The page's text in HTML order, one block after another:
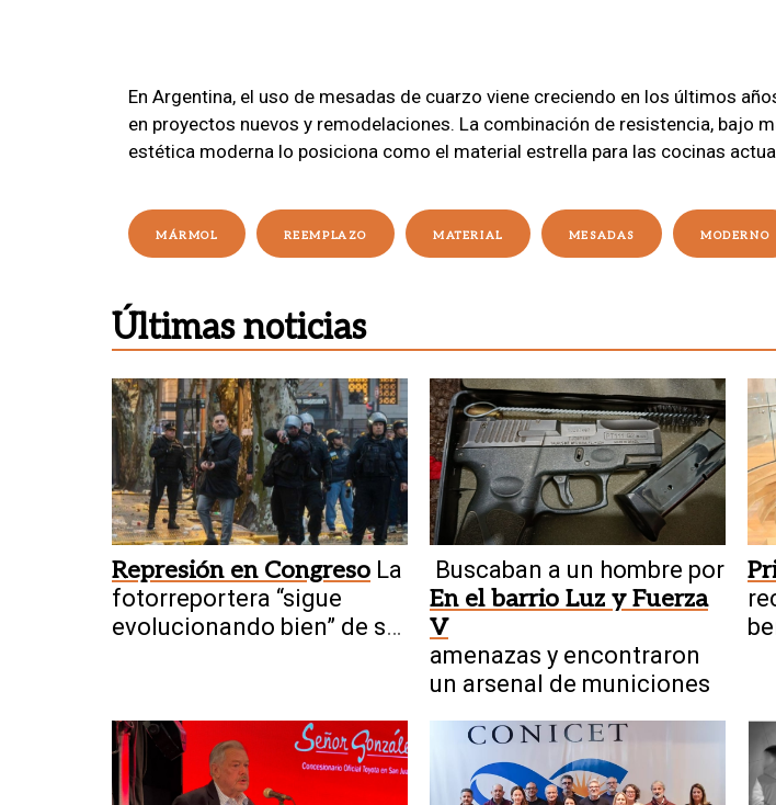
En Argentina, el uso de mesadas de cuarzo viene creciendo en los últimos
en proyectos nuevos y remodelaciones. La combinación de resistencia, bajo
estética moderna lo posiciona como el material estrella para las cocinas
MÁRMOL REEMPLAZO MATERIAL MESADAS MODERNO
Últimas noticias
Represión en Congreso La
fotorreportera “sigue
evolucionando bien” de su
En el barrio Luz y Fuerza
V
Buscaban a un hombre por
amenazas y encontraron
un arsenal de municiones